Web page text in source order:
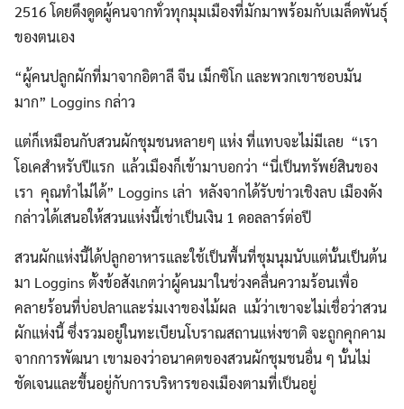
2516 โดยดึงดูดผู้คนจากทั่วทุกมุมเมืองที่มักมาพร้อมกับเมล็ดพันธุ์
ของตนเอง
“ผู้คนปลูกผักที่มาจากอิตาลี จีน เม็กซิโก และพวกเขาชอบมัน
มาก” Loggins กล่าว
แต่ก็เหมือนกับสวนผักชุมชนหลายๆ แห่ง ที่แทบจะไม่มีเลย “เรา
โอเคสำหรับปีแรก แล้วเมืองก็เข้ามาบอกว่า “นี่เป็นทรัพย์สินของ
เรา คุณทำไม่ได้” Loggins เล่า หลังจากได้รับข่าวเชิงลบ เมืองดัง
กล่าวได้เสนอให้สวนแห่งนี้เช่าเป็นเงิน 1 ดอลลาร์ต่อปี
สวนผักแห่งนี้ได้ปลูกอาหารและใช้เป็นพื้นที่ชุมนุมนับแต่นั้นเป็นต้น
มา Loggins ตั้งข้อสังเกตว่าผู้คนมาในช่วงคลื่นความร้อนเพื่อ
คลายร้อนที่บ่อปลาและร่มเงาของไม้ผล แม้ว่าเขาจะไม่เชื่อว่าสวน
ผักแห่งนี้ ซึ่งรวมอยู่ในทะเบียนโบราณสถานแห่งชาติ จะถูกคุกคาม
จากการพัฒนา เขามองว่าอนาคตของสวนผักชุมชนอื่น ๆ นั้นไม่
ชัดเจนและขึ้นอยู่กับการบริหารของเมืองตามที่เป็นอยู่